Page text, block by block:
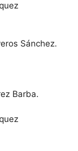
Sánchez.
Barba.